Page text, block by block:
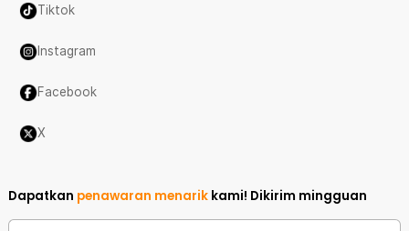
Tiktok
Instagram
Facebook
X
Dapatkan penawaran menarik kami! Dikirim mingguan